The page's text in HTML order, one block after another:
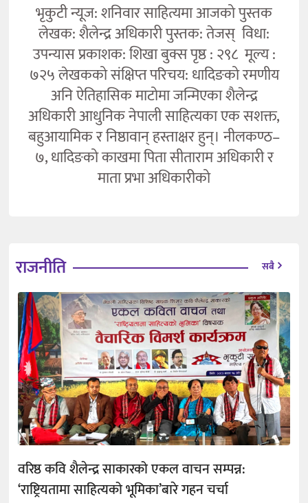
भृकुटी न्यूज: शनिवार साहित्यमा आजको पुस्तक
लेखक: शैलेन्द्र अधिकारी पुस्तक: तेजस् विधा:
उपन्यास प्रकाशक: शिखा बुक्स पृष्ठ : २९८ मूल्य :
७२५ लेखकको संक्षिप्त परिचय: धादिङको रमणीय
अनि ऐतिहासिक माटोमा जन्मिएका शैलेन्द्र
अधिकारी आधुनिक नेपाली साहित्यका एक सशक्त,
बहुआयामिक र निष्ठावान् हस्ताक्षर हुन्। नीलकण्ठ–
७, धादिङको काखमा पिता सीताराम अधिकारी र
माता प्रभा अधिकारीको
राजनीति सबै
वरिष्ठ कवि शैलेन्द्र साकारको एकल वाचन सम्पन्न:
‘राष्ट्रियतामा साहित्यको भूमिका’बारे गहन चर्चा